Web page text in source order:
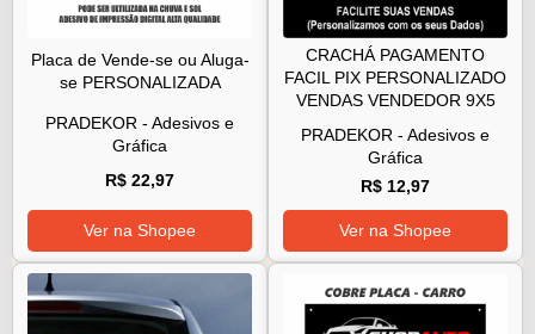
Placa de Vende-se ou Aluga-
se PERSONALIZADA
PRADEKOR - Adesivos e
Gráfica
R$ 22,97
Ver na Shopee
CRACHÁ PAGAMENTO
FACIL PIX PERSONALIZADO
VENDAS VENDEDOR 9X5
PRADEKOR - Adesivos e
Gráfica
R$ 12,97
Ver na Shopee